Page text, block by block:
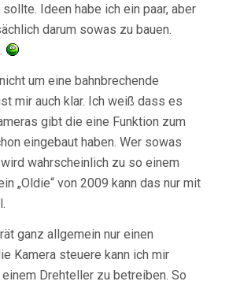
Ideen habe ich ein paar, aber
darum sowas zu bauen.
um eine bahnbrechende
mir auch klar. Ich weiß dass es
gibt die eine Funktion zum
eingebaut haben. Wer sowas
wahrscheinlich zu so einem
„Oldie“ von 2009 kann das nur mit
ganz allgemein nur einen
Kamera steuere kann ich mir
Drehteller zu betreiben. So